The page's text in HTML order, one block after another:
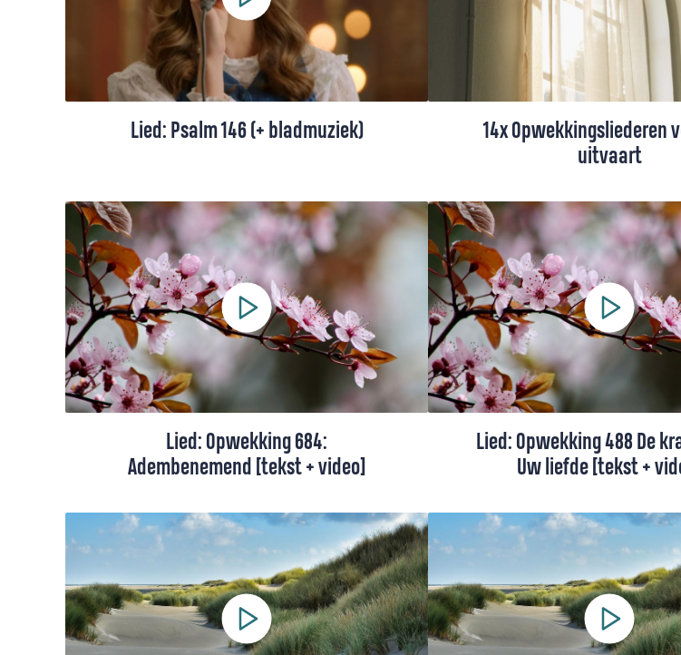
terug'.
Lied: Psalm 146 (+ bladmuziek)
loflied voor God, die bevrijdt, recht doet en
omziet naar wie kwetsbaar zijn.
14x Opwekkingsliederen
uitvaart
In de Opwekkingsbundel
troostrijke woorden voor het
je afscheid moet nemen van
Hieronder vind je 14 oudere
Opwekkingsliederen voor een
of uitvaart, met
Lied: Opwekking 684:
Adembenemend [tekst + video]
Dit lied draait om één ding: de grootheid
van God en de Geest. We zingen over hoe
Hij, ondanks Zijn grootheid, zo dichtbij
komt.
Lied: Opwekking 488 De
Uw liefde [tekst +
Opwekking 488 gaat over
om door Gods liefde
Deze versie van Giovanca is
het Papiaments.